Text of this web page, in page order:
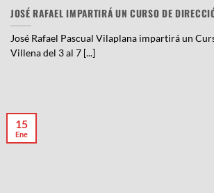
JOSÉ RAFAEL IMPARTIRÁ UN CURSO DE
José Rafael Pascual Vilaplana impartirá un
Villena del 3 al 7 [...]
15
Ene